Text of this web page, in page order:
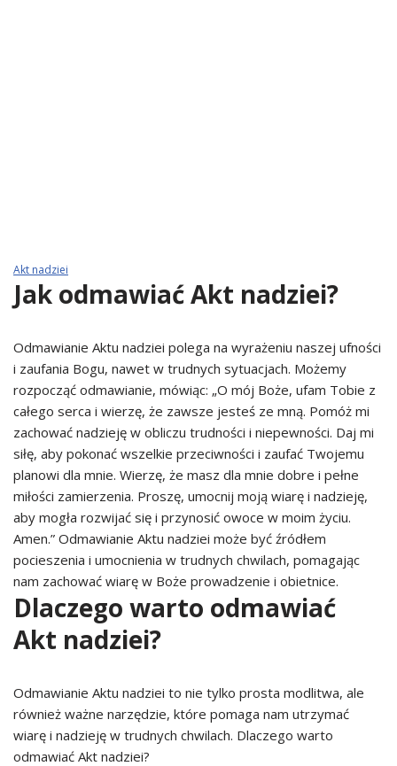
Akt nadziei
Jak odmawiać Akt nadziei?
Odmawianie Aktu nadziei polega na wyrażeniu naszej ufności
i zaufania Bogu, nawet w trudnych sytuacjach. Możemy
rozpocząć odmawianie, mówiąc: „O mój Boże, ufam Tobie z
całego serca i wierzę, że zawsze jesteś ze mną. Pomóż mi
zachować nadzieję w obliczu trudności i niepewności. Daj mi
siłę, aby pokonać wszelkie przeciwności i zaufać Twojemu
planowi dla mnie. Wierzę, że masz dla mnie dobre i pełne
miłości zamierzenia. Proszę, umocnij moją wiarę i nadzieję,
aby mogła rozwijać się i przynosić owoce w moim życiu.
Amen.” Odmawianie Aktu nadziei może być źródłem
pocieszenia i umocnienia w trudnych chwilach, pomagając
nam zachować wiarę w Boże prowadzenie i obietnice.
Dlaczego warto odmawiać
Akt nadziei?
Odmawianie Aktu nadziei to nie tylko prosta modlitwa, ale
również ważne narzędzie, które pomaga nam utrzymać
wiarę i nadzieję w trudnych chwilach. Dlaczego warto
odmawiać Akt nadziei?